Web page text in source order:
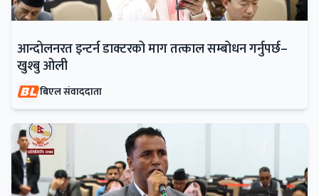
आन्दोलनरत इन्टर्न डाक्टरको माग तत्काल सम्बोधन गर्नुपर्छ–
खुश्बु ओली
बिएल संवाददाता